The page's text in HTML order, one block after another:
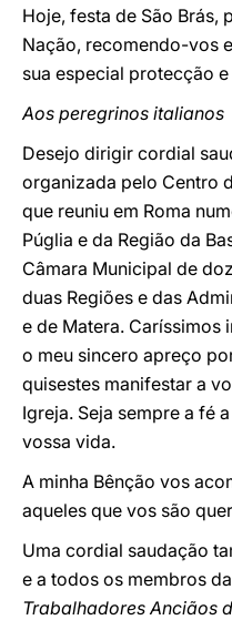
Hoje, festa de São Brás,
Nação, recomendo-vos
sua especial protecção
Aos peregrinos italianos
Desejo dirigir cordial
organizada pelo Centro
que reuniu em Roma
Púglia e da Região da
Câmara Municipal de
duas Regiões e das
e de Matera. Caríssimos
o meu sincero apreço
quisestes manifestar a
Igreja. Seja sempre a fé
vossa vida.
A minha Bênção vos
aqueles que vos são
Uma cordial saudação
e a todos os membros da
Trabalhadores Anciãos